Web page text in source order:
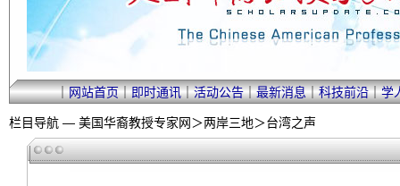
｜网站首页｜即时通讯｜活动公告｜最新消息｜科技前沿｜学
栏目导航 — 美国华裔教授专家网＞两岸三地＞台湾之声